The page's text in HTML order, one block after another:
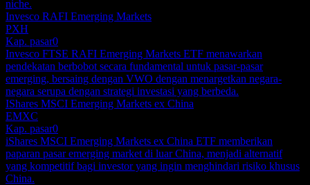
niche.
Invesco RAFI Emerging Markets
PXH
Kap. pasar0
Invesco FTSE RAFI Emerging Markets ETF menawarkan
pendekatan berbobot secara fundamental untuk pasar-pasar
emerging, bersaing dengan VWO dengan menargetkan negara-
negara serupa dengan strategi investasi yang berbeda.
IShares MSCI Emerging Markets ex China
EMXC
Kap. pasar0
iShares MSCI Emerging Markets ex China ETF memberikan
paparan pasar emerging market di luar China, menjadi alternatif
yang kompetitif bagi investor yang ingin menghindari risiko khusus
China.